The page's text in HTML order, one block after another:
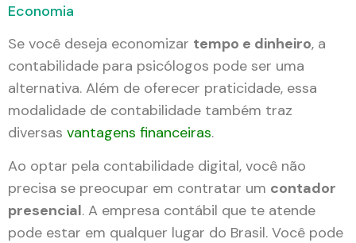
Economia
Se você deseja economizar tempo e dinheiro, a
contabilidade para psicólogos pode ser uma
alternativa. Além de oferecer praticidade, essa
modalidade de contabilidade também traz
diversas vantagens financeiras.
Ao optar pela contabilidade digital, você não
precisa se preocupar em contratar um contador
presencial. A empresa contábil que te atende
pode estar em qualquer lugar do Brasil. Você pode